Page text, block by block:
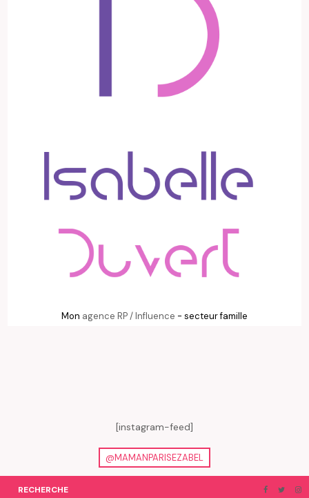
Mon agence RP / Influence - secteur famille
[instagram-feed]
@MAMANPARISEZABEL
RECHERCHE